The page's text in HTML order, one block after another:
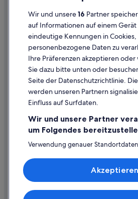
Cookie-Erklärung
Rechtliche Hinweise/Kontakt
Inhaltsrichtlinien und Melden von Inhalten
Hilfe
Hilfe
Rückerstattungsprozess und Zeitrahmen
Buchen Sie einen Flug mit einer Gutschrift
Internationale Reisedokumente
Wir und unsere16 Partner
auf Informationen auf einem Gerät
eindeutige Kennungen in Cookies,
personenbezogene Daten zu
Ihre Präferenzen akzeptieren
Sie dazu bitte unten oder
Seite der Datenschutzrichtlinie.
werden unseren Partnern
Einfluss auf Surfdaten.
Wir und unsere Partner
um Folgendes
Verwendung genauer
Speichern von oder Zugriff auf
Endgerät. Personalisierte Werbung
von Werbeleistung und der
Akzeptieren